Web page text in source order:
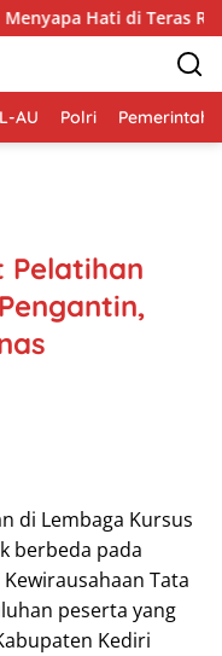
Rumah: Cara Babinsa
AU Polri Pemerintah
Pelatihan
di Lembaga Kursus
berbeda pada
Tata
peserta yang
Kediri